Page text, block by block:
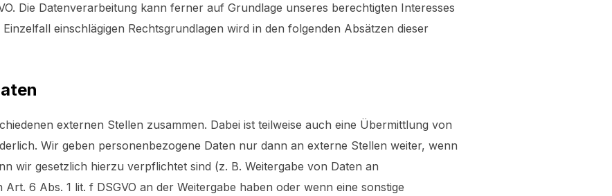
Die Datenverarbeitung kann ferner auf Grundlage unseres berechtigten Interesses
einschlägigen Rechtsgrundlagen wird in den folgenden Absätzen dieser
externen Stellen zusammen. Dabei ist teilweise auch eine Übermittlung von
Wir geben personenbezogene Daten nur dann an externe Stellen weiter, wenn
wir gesetzlich hierzu verpflichtet sind (z. B. Weitergabe von Daten an
6 Abs. 1 lit. f DSGVO an der Weitergabe haben oder wenn eine sonstige